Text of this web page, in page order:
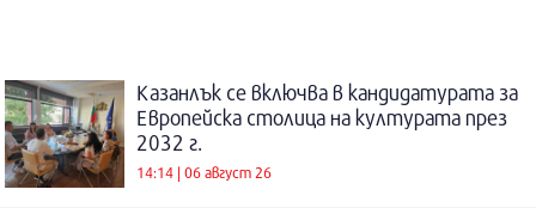
Казанлък се включва в кандидатурата за
Европейска столица на културата през
2032 г.
14:14 | 06 август 26